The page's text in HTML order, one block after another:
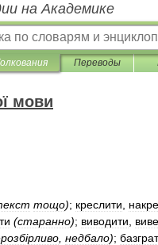
на Академике
Переводы
мови
тощо); креслити
(старанно); виводити
ірливо недбало);